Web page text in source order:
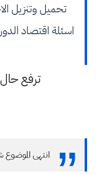
تحميل وتنزيل
ترفع
انتهى